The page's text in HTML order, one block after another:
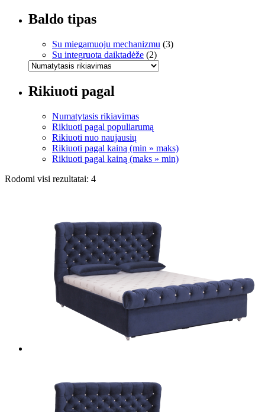
Baldo tipas
Su miegamuoju mechanizmu (3)
Su integruota daiktadėže (2)
Rikiuoti pagal
Numatytasis rikiavimas
Rikiuoti pagal populiarumą
Rikiuoti nuo naujausių
Rikiuoti pagal kainą (min » maks)
Rikiuoti pagal kainą (maks » min)
Rodomi visi rezultatai: 4